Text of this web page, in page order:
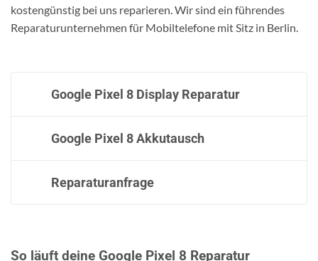
kostengünstig bei uns reparieren. Wir sind ein führendes
Reparaturunternehmen für Mobiltelefone mit Sitz in Berlin.
Google Pixel 8 Display Reparatur
Google Pixel 8 Akkutausch
Reparaturanfrage
So läuft deine Google Pixel 8 Reparatur